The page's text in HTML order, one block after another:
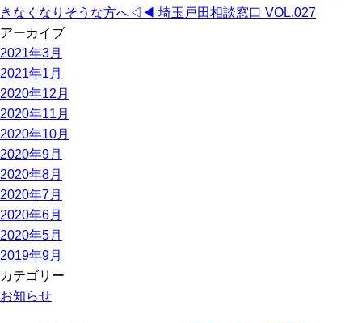
きなくなりそうな方へ◁◀︎ 埼玉戸田相談窓口 VOL.027
アーカイブ
2021年3月
2021年1月
2020年12月
2020年11月
2020年10月
2020年9月
2020年8月
2020年7月
2020年6月
2020年5月
2019年9月
カテゴリー
お知らせ